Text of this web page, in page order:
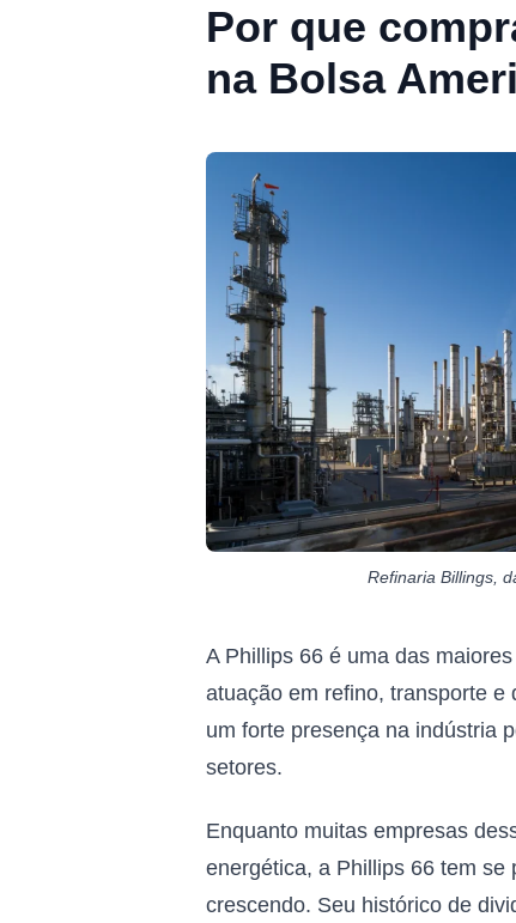
Por que
na Bolsa
Refinaria Billings,
A Phillips 66 é uma das
atuação em refino, transporte e
um forte presença na indústria
setores.
Enquanto muitas empresas
energética, a Phillips 66 tem
crescendo. Seu histórico de